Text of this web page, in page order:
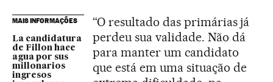
MAIS INFORMAÇÕES
La candidatura
de Fillon hace
agua por sus
millonarios
ingresos
“O resultado das primárias já
perdeu sua validade. Não dá
para manter um candidato
que está em uma situação de